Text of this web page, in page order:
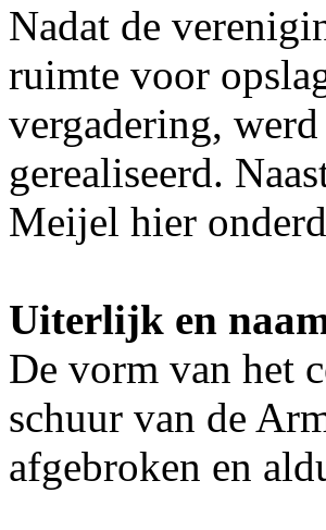
Nadat de
ruimte voor
vergadering,
gerealiseerd.
Meijel hier
Uiterlijk en
De vorm van het
schuur van de
afgebroken en